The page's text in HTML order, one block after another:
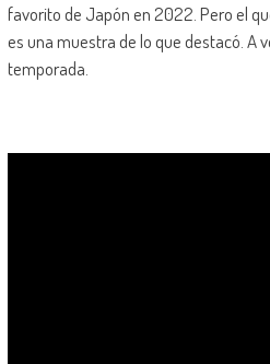
favorito de Japón en 2022. Pero el
es una muestra de lo que destacó. A
temporada.